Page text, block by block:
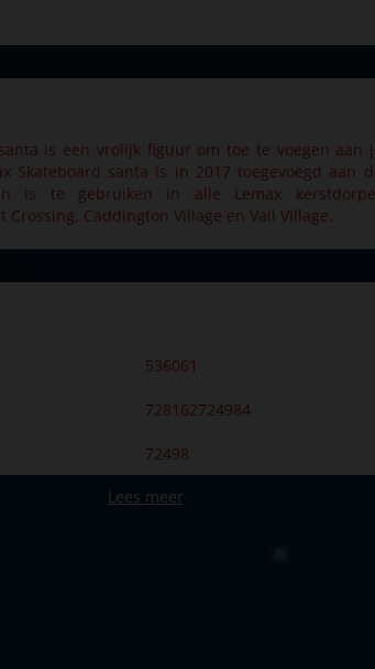
is een vrolijk figuur om toe te voegen aan
Skateboard santa is in 2017 toegevoegd aan
is te gebruiken in alle Lemax
Crossing, Caddington Village en Vail Village.
536061
728162724984
72498
Lemax
Lees meer